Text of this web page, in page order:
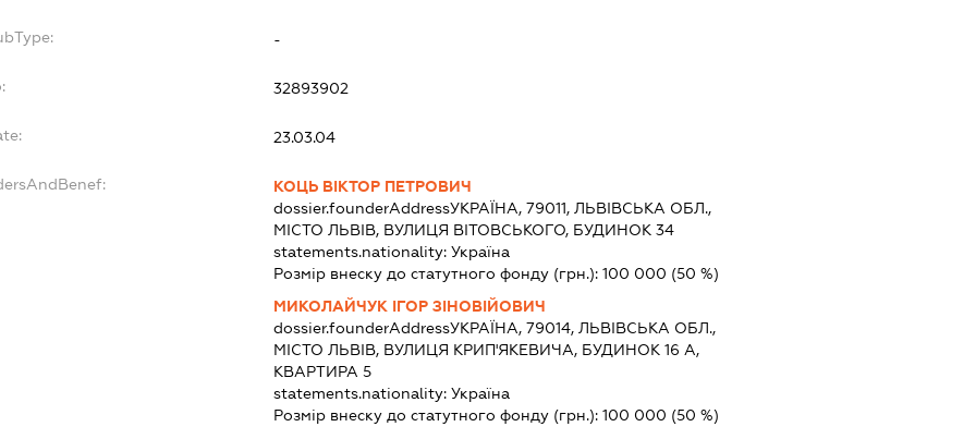
-
32893902
23.03.04
КОЦЬ ВІКТОР ПЕТРОВИЧ
dossier.founderAddressУКРАЇНА, 79011, ЛЬВІВСЬКА ОБЛ.,
МІСТО ЛЬВІВ, ВУЛИЦЯ ВІТОВСЬКОГО, БУДИНОК 34
statements.nationality: Україна
Розмір внеску до статутного фонду (грн.): 100 000 (50 %)
МИКОЛАЙЧУК ІГОР ЗІНОВІЙОВИЧ
dossier.founderAddressУКРАЇНА, 79014, ЛЬВІВСЬКА ОБЛ.,
МІСТО ЛЬВІВ, ВУЛИЦЯ КРИП'ЯКЕВИЧА, БУДИНОК 16 А,
КВАРТИРА 5
statements.nationality: Україна
Розмір внеску до статутного фонду (грн.): 100 000 (50 %)